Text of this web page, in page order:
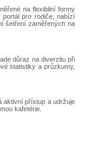
na flexibilní formy
pro rodiče, nabízí
šetření zaměřených na
důraz na diverzitu při
statistiky a průzkumy,
aktivní přístup a udržuje
kafetérie.